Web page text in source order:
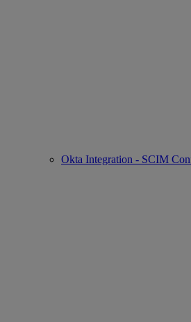
Okta Integration - SCIM